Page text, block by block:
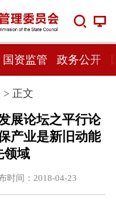
国资监管 政务公开
> 正文
展论坛之平行论
产业是新旧动能
领域
间：2018-04-23